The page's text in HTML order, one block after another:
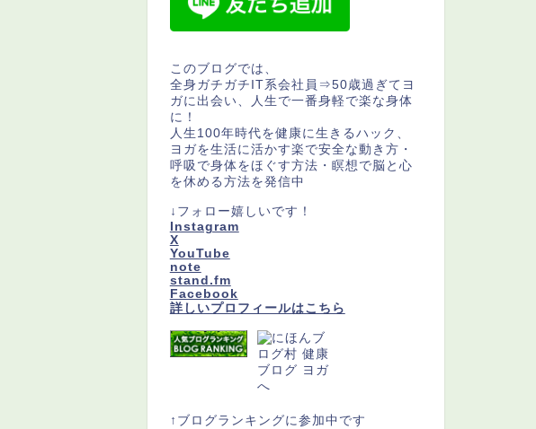
このブログでは、
全身ガチガチIT系会社員⇒50歳過ぎてヨ
ガに出会い、人生で一番身軽で楽な身体
に！
人生100年時代を健康に生きるハック、
ヨガを生活に活かす楽で安全な動き方・
呼吸で身体をほぐす方法・瞑想で脳と心
を休める方法を発信中
↓フォロー嬉しいです！
Instagram
X
YouTube
note
stand.fm
Facebook
詳しいプロフィールはこちら
↑ブログランキングに参加中です